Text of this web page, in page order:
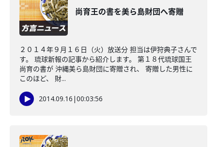
尚育王の書を美ら島財団へ寄贈
２０１４年９月１６日（火）放送分 担当は伊狩典子さんで
す。 琉球新報の記事から紹介します。 第１８代琉球国王
尚育の書が 沖縄美ら島財団に寄贈され、 寄贈した男性に
このほど、 財...
2014.09.16 |00:03:56